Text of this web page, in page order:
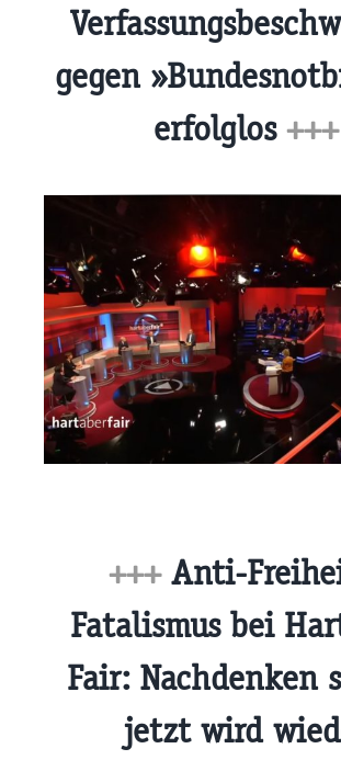
gegen
erfolglos +++
+++Anti-
Fatalismus bei
Fair: Nachdenken
jetzt wird